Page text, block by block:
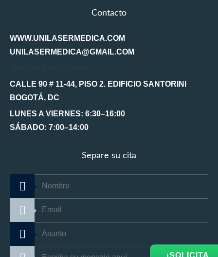
Contacto
WWW.UNILASERMEDICA.COM
UNILASERMEDICA@GMAIL.COM
CALLE 90 # 11-44, PISO 2. EDIFICIO SANTORINI
BOGOTÁ, DC
LUNES A VIERNES: 6:30–16:00
SÁBADO: 7:00–14:00
Separe su cita
¡SOLICITA